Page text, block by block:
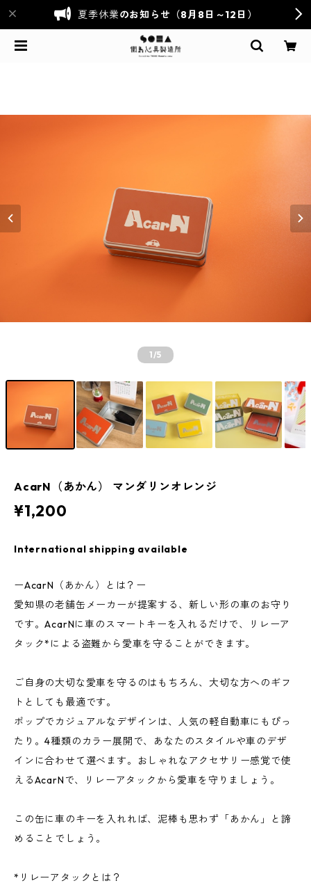
夏季休業のお知らせ（8月8日～12日）
1/5
AcarN（あかん） マンダリンオレンジ
¥1,200
International shipping available
ーAcarN（あかん）とは？ー
愛知県の老舗缶メーカーが提案する、新しい形の車のお守り
です。AcarNに車のスマートキーを入れるだけで、リレーア
タック*による盗難から愛車を守ることができます。
ご自身の大切な愛車を守るのはもちろん、大切な方へのギフ
トとしても最適です。
ポップでカジュアルなデザインは、人気の軽自動車にもぴっ
たり。4種類のカラー展開で、あなたのスタイルや車のデザ
インに合わせて選べます。おしゃれなアクセサリー感覚で使
えるAcarNで、リレーアタックから愛車を守りましょう。
この缶に車のキーを入れれば、泥棒も思わず「あかん」と諦
めることでしょう。
*リレーアタックとは？